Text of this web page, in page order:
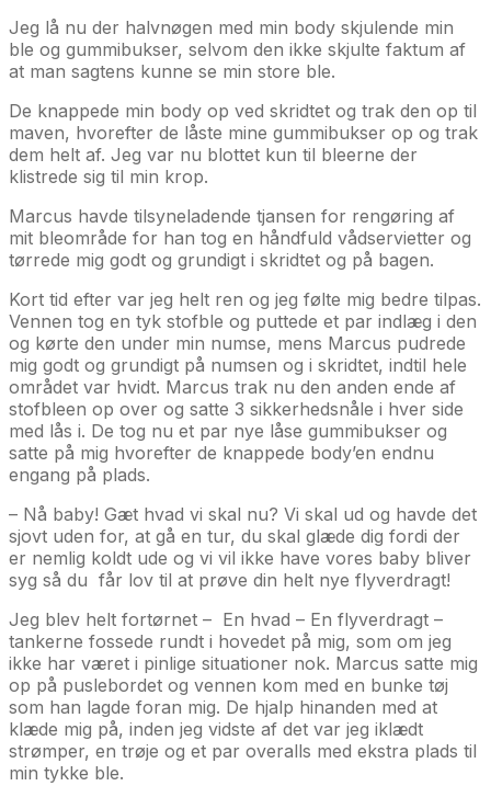
Jeg lå nu der halvnøgen med min body skjulende min
ble og gummibukser, selvom den ikke skjulte faktum af
at man sagtens kunne se min store ble.
De knappede min body op ved skridtet og trak den op til
maven, hvorefter de låste mine gummibukser op og trak
dem helt af. Jeg var nu blottet kun til bleerne der
klistrede sig til min krop.
Marcus havde tilsyneladende tjansen for rengøring af
mit bleområde for han tog en håndfuld vådservietter og
tørrede mig godt og grundigt i skridtet og på bagen.
Kort tid efter var jeg helt ren og jeg følte mig bedre tilpas.
Vennen tog en tyk stofble og puttede et par indlæg i den
og kørte den under min numse, mens Marcus pudrede
mig godt og grundigt på numsen og i skridtet, indtil hele
området var hvidt. Marcus trak nu den anden ende af
stofbleen op over og satte 3 sikkerhedsnåle i hver side
med lås i. De tog nu et par nye låse gummibukser og
satte på mig hvorefter de knappede body’en endnu
engang på plads.
– Nå baby! Gæt hvad vi skal nu? Vi skal ud og havde det
sjovt uden for, at gå en tur, du skal glæde dig fordi der
er nemlig koldt ude og vi vil ikke have vores baby bliver
syg så du får lov til at prøve din helt nye flyverdragt!
Jeg blev helt fortørnet – En hvad – En flyverdragt –
tankerne fossede rundt i hovedet på mig, som om jeg
ikke har været i pinlige situationer nok. Marcus satte mig
op på puslebordet og vennen kom med en bunke tøj
som han lagde foran mig. De hjalp hinanden med at
klæde mig på, inden jeg vidste af det var jeg iklædt
strømper, en trøje og et par overalls med ekstra plads til
min tykke ble.